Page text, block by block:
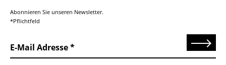
Abonnieren Sie unseren Newsletter.
*Pflichtfeld
E-Mail Adresse Senden